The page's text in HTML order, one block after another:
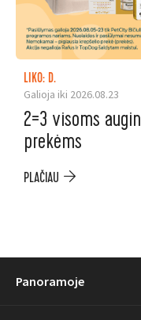
LIKO: D.
Galioja iki 2026.08.23
2=3 visoms
prekėms
PLAČIAU
Panoramoje